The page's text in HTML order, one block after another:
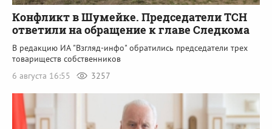
Конфликт в Шумейке. Председатели ТСН
ответили на обращение к главе Следкома
В редакцию ИА "Взгляд-инфо" обратились председатели трех
товариществ собственников
6 августа 16:55
3257